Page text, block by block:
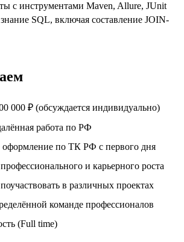
с инструментами Maven, Allure, JUnit
SQL, включая составление JOIN-
000 ₽ (обсуждается индивидуально)
работа по РФ
по ТК РФ с первого дня
и карьерного роста
в различных проектах
команде профессионалов
(Full time)